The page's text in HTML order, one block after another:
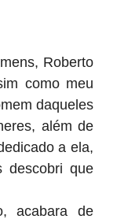
Roberto
como meu
daqueles
além de
a ela,
descobri que
acabara de